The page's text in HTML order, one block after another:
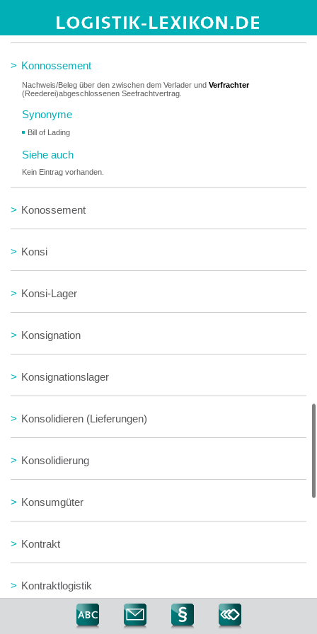
Konfektionieren
> Konnossement
Nachweis/Beleg über den zwischen dem Verlader und Verfrachter
(Reederei)abgeschlossenen Seefrachtvertrag.
Synonyme
Bill of Lading
Siehe auch
Kein Eintrag vorhanden.
> Konossement
> Konsi
> Konsi-Lager
> Konsignation
> Konsignationslager
> Konsolidieren (Lieferungen)
> Konsolidierung
> Konsumgüter
> Kontrakt
> Kontraktlogistik